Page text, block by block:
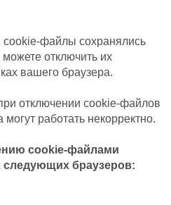
cookie-файлы сохранялись
отключить их
вашего браузера.
отключении cookie-файлов
работать некорректно.
cookie-файлами
следующих браузеров: